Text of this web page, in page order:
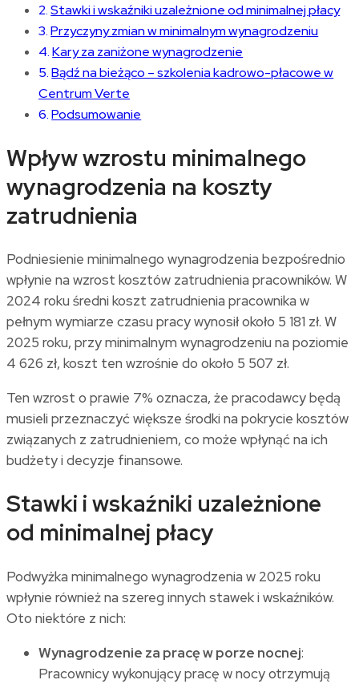
Stawki i wskaźniki uzależnione od minimalnej płacy
Przyczyny zmian w minimalnym wynagrodzeniu
Kary za zaniżone wynagrodzenie
Bądź na bieżąco – szkolenia kadrowo-płacowe w
Centrum Verte
Podsumowanie
Wpływ wzrostu minimalnego
wynagrodzenia na koszty
zatrudnienia
Podniesienie minimalnego wynagrodzenia bezpośrednio
wpłynie na wzrost kosztów zatrudnienia pracowników. W
2024 roku średni koszt zatrudnienia pracownika w
pełnym wymiarze czasu pracy wynosił około 5 181 zł. W
2025 roku, przy minimalnym wynagrodzeniu na poziomie
4 626 zł, koszt ten wzrośnie do około 5 507 zł.
Ten wzrost o prawie 7% oznacza, że pracodawcy będą
musieli przeznaczyć większe środki na pokrycie kosztów
związanych z zatrudnieniem, co może wpłynąć na ich
budżety i decyzje finansowe.
Stawki i wskaźniki uzależnione
od minimalnej płacy
Podwyżka minimalnego wynagrodzenia w 2025 roku
wpłynie również na szereg innych stawek i wskaźników.
Oto niektóre z nich:
Wynagrodzenie za pracę w porze nocnej:
Pracownicy wykonujący pracę w nocy otrzymują